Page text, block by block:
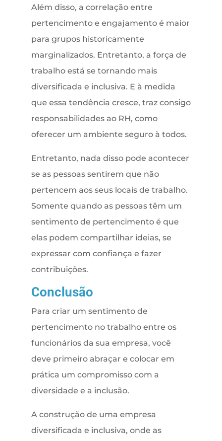
Além disso, a correlação entre
pertencimento e engajamento é maior
para grupos historicamente
marginalizados. Entretanto, a força de
trabalho está se tornando mais
diversificada e inclusiva. E à medida
que essa tendência cresce, traz consigo
responsabilidades ao RH, como
oferecer um ambiente seguro à todos.
Entretanto, nada disso pode acontecer
se as pessoas sentirem que não
pertencem aos seus locais de trabalho.
Somente quando as pessoas têm um
sentimento de pertencimento é que
elas podem compartilhar ideias, se
expressar com confiança e fazer
contribuições.
Conclusão
Para criar um sentimento de
pertencimento no trabalho entre os
funcionários da sua empresa, você
deve primeiro abraçar e colocar em
prática um compromisso com a
diversidade e a inclusão.
A construção de uma empresa
diversificada e inclusiva, onde as